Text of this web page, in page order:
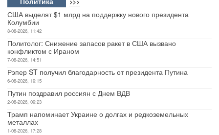
США выделят $1 млрд на поддержку нового президента
Колумбии
8-08-2026, 11:42
Политолог: Снижение запасов ракет в США вызвано
конфликтом с Ираном
7-08-2026, 14:51
Рэпер ST получил благодарность от президента Путина
6-08-2026, 19:15
Путин поздравил россиян с Днем ВДВ
2-08-2026, 09:23
Трамп напоминает Украине о долгах и редкоземельных
металлах
1-08-2026, 17:28